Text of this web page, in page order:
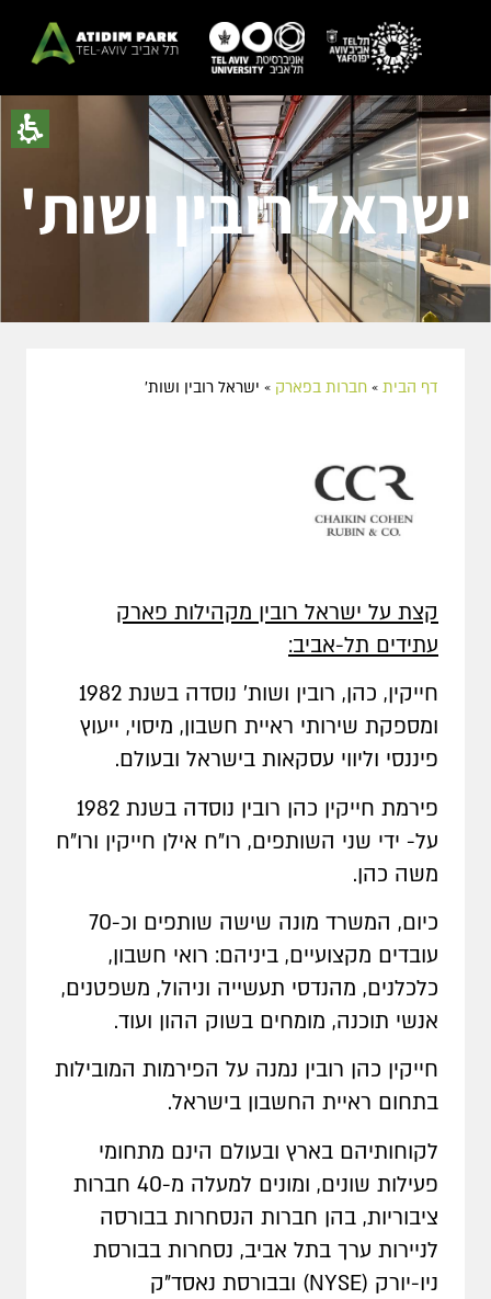
ישראל רובין ושות'
דף הבית » חברות בפארק » ישראל רובין ושות'
קצת על ישראל רובין מקהילות פארק
עתידים תל-אביב:
חייקין, כהן, רובין ושות' נוסדה בשנת 1982
ומספקת שירותי ראיית חשבון, מיסוי, ייעוץ
פיננסי וליווי עסקאות בישראל ובעולם.
פירמת חייקין כהן רובין נוסדה בשנת 1982
על- ידי שני השותפים, רו"ח אילן חייקין ורו"ח
משה כהן.
כיום, המשרד מונה שישה שותפים וכ-70
עובדים מקצועיים, ביניהם: רואי חשבון,
כלכלנים, מהנדסי תעשייה וניהול, משפטנים,
אנשי תוכנה, מומחים בשוק ההון ועוד.
חייקין כהן רובין נמנה על הפירמות המובילות
בתחום ראיית החשבון בישראל.
לקוחותיהם בארץ ובעולם הינם מתחומי
פעילות שונים, ומונים למעלה מ-40 חברות
ציבוריות, בהן חברות הנסחרות בבורסה
לניירות ערך בתל אביב, נסחרות בבורסת
ניו-יורק (NYSE) ובבורסת נאסד"ק